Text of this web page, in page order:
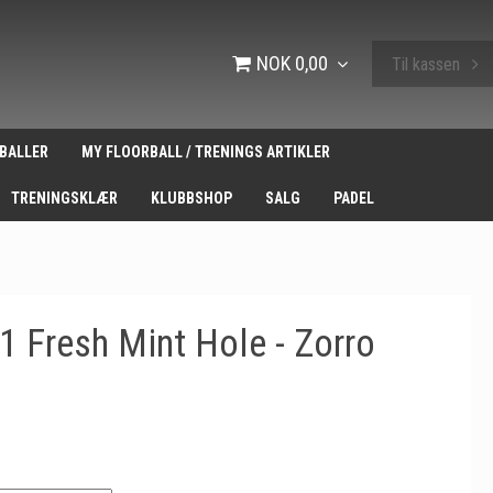
NOK 0,00 Til kassen
MY FLOORBALL / TRENINGS ARTIKLER
TRENINGSKLÆR KLUBBSHOP SALG PADEL
Fresh Mint Hole - Zorro